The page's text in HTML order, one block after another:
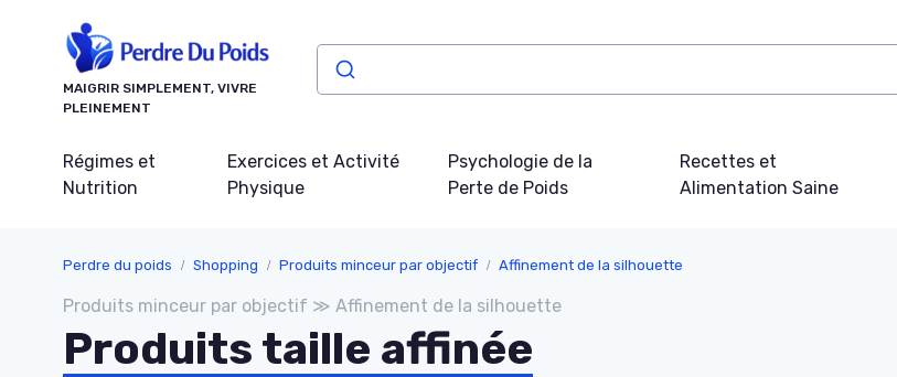
MAIGRIR SIMPLEMENT, VIVRE
PLEINEMENT
Régimes et
Nutrition
Exercices et Activité
Physique
Psychologie de la
Perte de Poids
Recettes et
Alimentation Saine
Perdre du poids Shopping Produits minceur par objectif Affinement de la silhouette
Produits minceur par objectif ≫ Affinement de la silhouette
Produits taille affinée